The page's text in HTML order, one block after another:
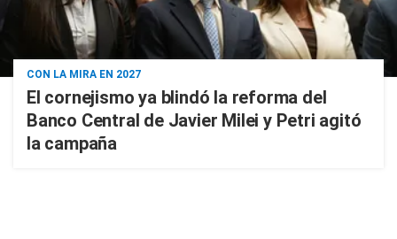
CON LA MIRA EN 2027
El cornejismo ya blindó la reforma del
Banco Central de Javier Milei y Petri agitó
la campaña